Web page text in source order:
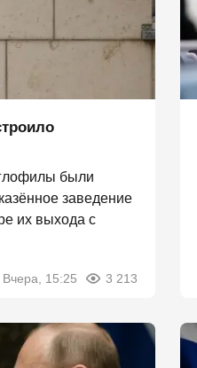
были
заведение
их выхода с
Вчера, 15:25 3 213